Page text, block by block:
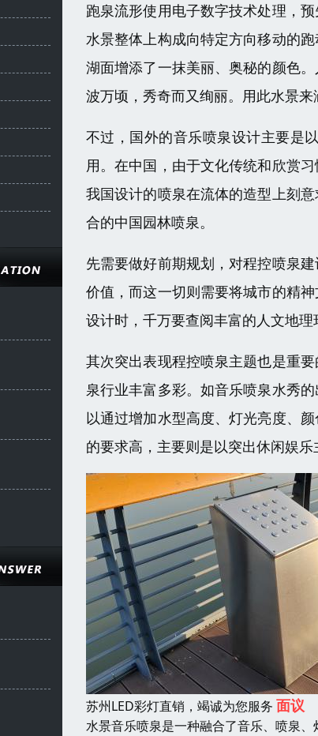
跑泉流形使用电子数字技术处理，
水景整体上构成向特定方向移动的
湖面增添了一抹美丽、奥秘的颜色
波万顷，秀奇而又绚丽。用此水景来
不过，国外的音乐喷泉设计主要是
用。在中国，由于文化传统和欣赏
我国设计的喷泉在流体的造型上刻
合的中国园林喷泉。
先需要做好前期规划，对程控喷泉
价值，而这一切则需要将城市的精
设计时，千万要查阅丰富的人文地
其次突出表现程控喷泉主题也是重
泉行业丰富多彩。如音乐喷泉水秀
以通过增加水型高度、灯光亮度、
的要求高，主要则是以突出休闲娱
苏州LED彩灯直销，竭诚为您服务 面议
水景音乐喷泉是一种融合了音乐、喷泉